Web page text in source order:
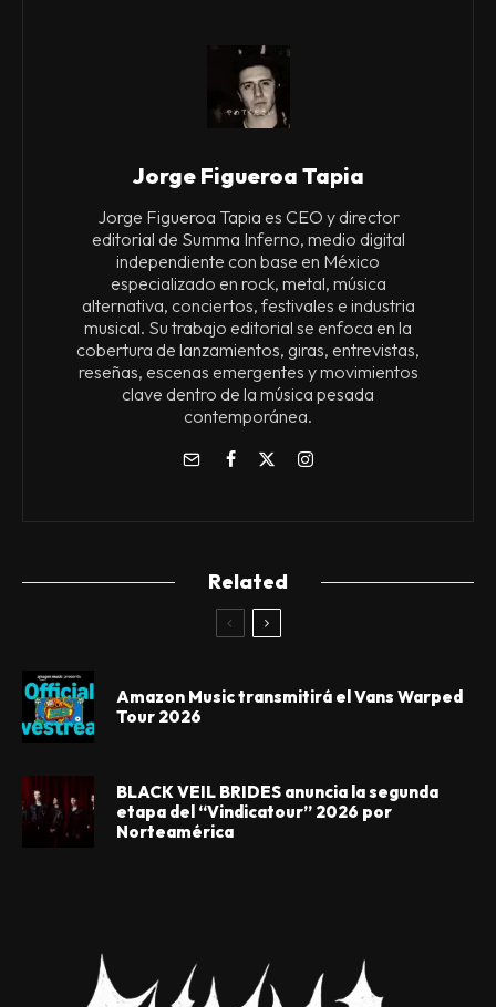
Jorge Figueroa Tapia
Jorge Figueroa Tapia es CEO y director
editorial de Summa Inferno, medio digital
independiente con base en México
especializado en rock, metal, música
alternativa, conciertos, festivales e industria
musical. Su trabajo editorial se enfoca en la
cobertura de lanzamientos, giras, entrevistas,
reseñas, escenas emergentes y movimientos
clave dentro de la música pesada
contemporánea.
Related
Amazon Music transmitirá el Vans Warped
Tour 2026
BLACK VEIL BRIDES anuncia la segunda
etapa del “Vindicatour” 2026 por
Norteamérica